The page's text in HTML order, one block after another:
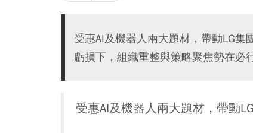
受惠AI及機器人兩大題材，帶動LG
虧損下，組織重整與策略聚焦勢在必行
受惠AI及機器人兩大題材，帶動